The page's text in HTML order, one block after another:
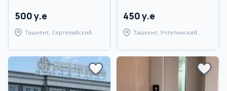
500 y.e
Ташкент, Сергелийский
450 y.e
Ташкент, Учтепинский